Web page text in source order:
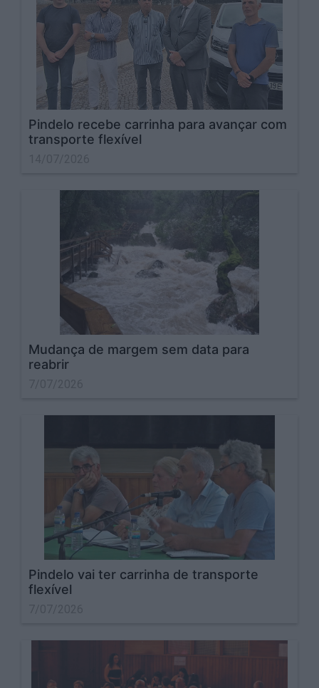
Pindelo recebe carrinha para avançar com
transporte flexível
Mudança de margem sem data para
reabrir
Pindelo vai ter carrinha de transporte
flexível